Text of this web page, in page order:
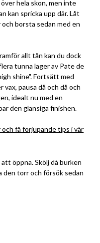
hela skon, men inte
kan spricka upp där. Låt
borsta sedan med en
allt tån kan du dock
tunna lager av Pate de
shine". Fortsätt med
pausa då och då och
idealt nu med en
den glansiga finishen.
och få förjupande tips ivår
öppna. Skölj då burken
torr och försök sedan